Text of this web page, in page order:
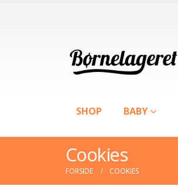
SHOP BABY
Cookies
FORSIDE COOKIES